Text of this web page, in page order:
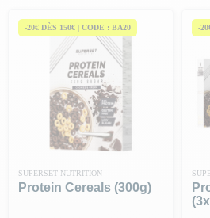
fibres, vitamines et protéinés
pour te
-20€ DÈS 150€ | CODE : BA20
SUPERSET NUTRITION
Protein Cereals (300g)
-